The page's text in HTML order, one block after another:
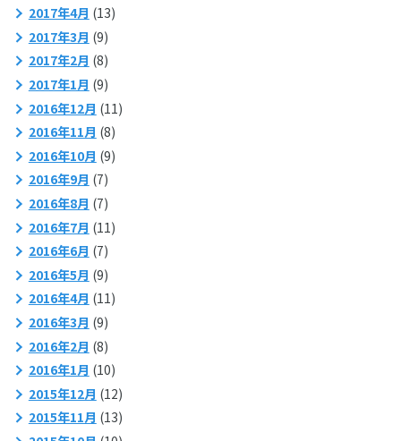
2017年4月 (13)
2017年3月 (9)
2017年2月 (8)
2017年1月 (9)
2016年12月 (11)
2016年11月 (8)
2016年10月 (9)
2016年9月 (7)
2016年8月 (7)
2016年7月 (11)
2016年6月 (7)
2016年5月 (9)
2016年4月 (11)
2016年3月 (9)
2016年2月 (8)
2016年1月 (10)
2015年12月 (12)
2015年11月 (13)